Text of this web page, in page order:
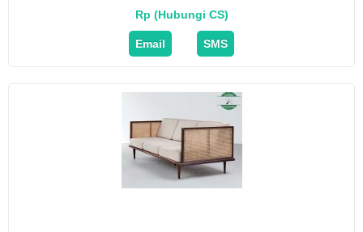
Rp (Hubungi CS)
Email SMS